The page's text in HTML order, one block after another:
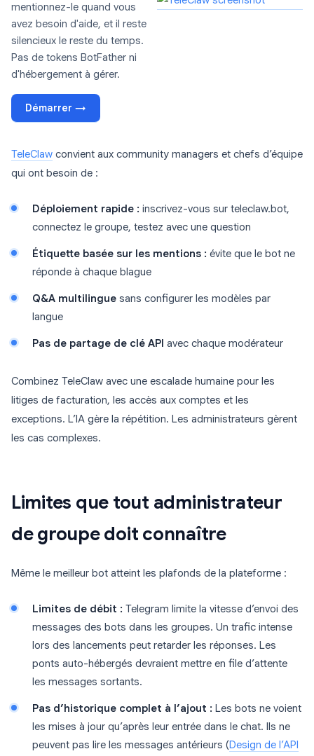
mentionnez-le quand vous
avez besoin d'aide, et il reste
silencieux le reste du temps.
Pas de tokens BotFather ni
d'hébergement à gérer.
Démarrer →
TeleClaw convient aux community managers et chefs d’équipe
qui ont besoin de :
Déploiement rapide : inscrivez-vous sur teleclaw.bot,
connectez le groupe, testez avec une question
Étiquette basée sur les mentions : évite que le bot ne
réponde à chaque blague
Q&A multilingue sans configurer les modèles par
langue
Pas de partage de clé API avec chaque modérateur
Combinez TeleClaw avec une escalade humaine pour les
litiges de facturation, les accès aux comptes et les
exceptions. L’IA gère la répétition. Les administrateurs gèrent
les cas complexes.
Limites que tout administrateur
de groupe doit connaître
Même le meilleur bot atteint les plafonds de la plateforme :
Limites de débit : Telegram limite la vitesse d’envoi des
messages des bots dans les groupes. Un trafic intense
lors des lancements peut retarder les réponses. Les
ponts auto-hébergés devraient mettre en file d’attente
les messages sortants.
Pas d’historique complet à l’ajout : Les bots ne voient
les mises à jour qu’après leur entrée dans le chat. Ils ne
peuvent pas lire les messages antérieurs (Design de l’API